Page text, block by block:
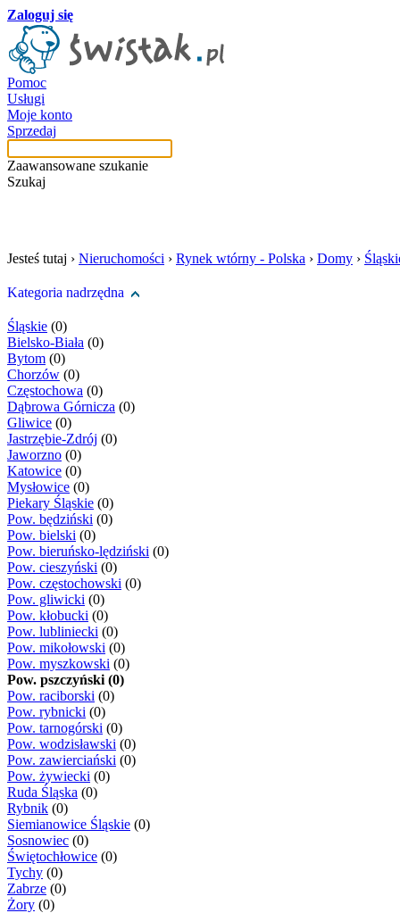
Zaloguj się
Pomoc
Usługi
Moje konto
Sprzedaj
Zaawansowane szukanie
Szukaj
Jesteś tutaj › Nieruchomości › Rynek wtórny - Polska › Domy ›
Kategoria nadrzędna
Śląskie (0)
Bielsko-Biała (0)
Bytom (0)
Chorzów (0)
Częstochowa (0)
Dąbrowa Górnicza (0)
Gliwice (0)
Jastrzębie-Zdrój (0)
Jaworzno (0)
Katowice (0)
Mysłowice (0)
Piekary Śląskie (0)
Pow. będziński (0)
Pow. bielski (0)
Pow. bieruńsko-lędziński (0)
Pow. cieszyński (0)
Pow. częstochowski (0)
Pow. gliwicki (0)
Pow. kłobucki (0)
Pow. lubliniecki (0)
Pow. mikołowski (0)
Pow. myszkowski (0)
Pow. pszczyński (0)
Pow. raciborski (0)
Pow. rybnicki (0)
Pow. tarnogórski (0)
Pow. wodzisławski (0)
Pow. zawierciański (0)
Pow. żywiecki (0)
Ruda Śląska (0)
Rybnik (0)
Siemianowice Śląskie (0)
Sosnowiec (0)
Świętochłowice (0)
Tychy (0)
Zabrze (0)
Żory (0)